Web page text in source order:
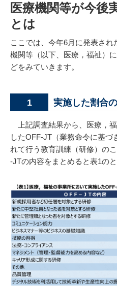
医療機関等が今後
とは
ここでは、今年6月に発表さ
機関等（以下、医療，福祉）
どをみていきます。
1 実施した割合
上記調査結果から、医療，
したOFF-JT（業務命令に基
れて行う教育訓練（研修）の
-JTの内容をまとめると表1のと